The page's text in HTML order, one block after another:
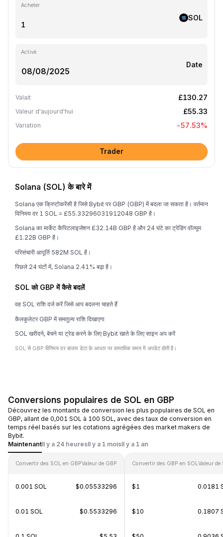
Acheter
SOL
Activé
Date
Valait £130.27
Valeur d'aujourd'hui £55.33
Variation -57.53%
Trader
Solana (SOL) के बारे में
Solana एक क्रिप्टोकरेंसी है जिसे Bybit पर GBP (GBP) में बदला जा सकता है। वर्तमान
विनिमय दर 1 SOL = £55.33296031912048 GBP है।
Solana का मार्केट कैपिटलाइजेशन £32.14B GBP है और 24 घंटे का ट्रेडिंग वॉल्यूम
£1.22B GBP है।
परिसंचारी आपूर्ति 582M SOL है।
पिछले 24 घंटों में, Solana 2.41% बढ़ा है।
SOL को GBP में कैसे बदलें
वह SOL राशि दर्ज करें जिसे आप बदलना चाहते हैं
कैलकुलेटर GBP में समतुल्य राशि दिखाएगा
SOL खरीदने, बेचने या ट्रेड करने के लिए Bybit खाते के लिए साइन अप करें
SOL से GBP विनिमय दर बाजार डेटा के आधार पर वास्तविक समय में अपडेट होती है।
Conversions populaires de SOL en GBP
Découvrez les montants de conversion les plus populaires de SOL en
GBP, allant de 0,001 SOL à 100 SOL, avec des taux de conversion en
temps réel basés sur les cotations agrégées des market makers de
Bybit.
MaintenantIl y a 24 heuresIl y a 1 moisIl y a 1 an
Convertir des SOL en GBPValeur de GBP
0.001 SOL $0.05533296
0.01 SOL $0.5533296
Convertir des GBP en SOLValeur de
$1 0.0181
$10 0.1807